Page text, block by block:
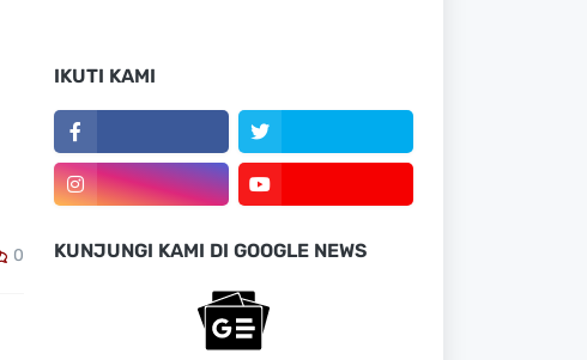
0
IKUTI KAMI
KUNJUNGI KAMI DI GOOGLE NEWS